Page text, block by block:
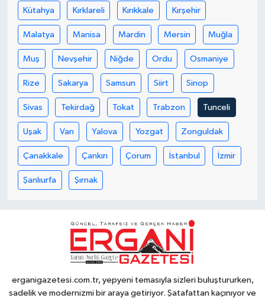
Kütahya Kırklareli Kırıkkale Kırşehir
Malatya Manisa Mardin Mersin Muğla
Muş Nevşehir Niğde Ordu Osmaniye
Rize Sakarya Samsun Siirt Sinop
Sivas Tekirdağ Tokat Trabzon Tunceli
Uşak Van Yalova Yozgat Zonguldak
Çanakkale Çankırı Çorum İstanbul İzmir
Şanlıurfa Şırnak
erganigazetesi.com.tr, yepyeni temasıyla sizleri buluştururken,
sadelik ve modernizmi bir araya getiriyor. Şatafattan kaçınıyor ve